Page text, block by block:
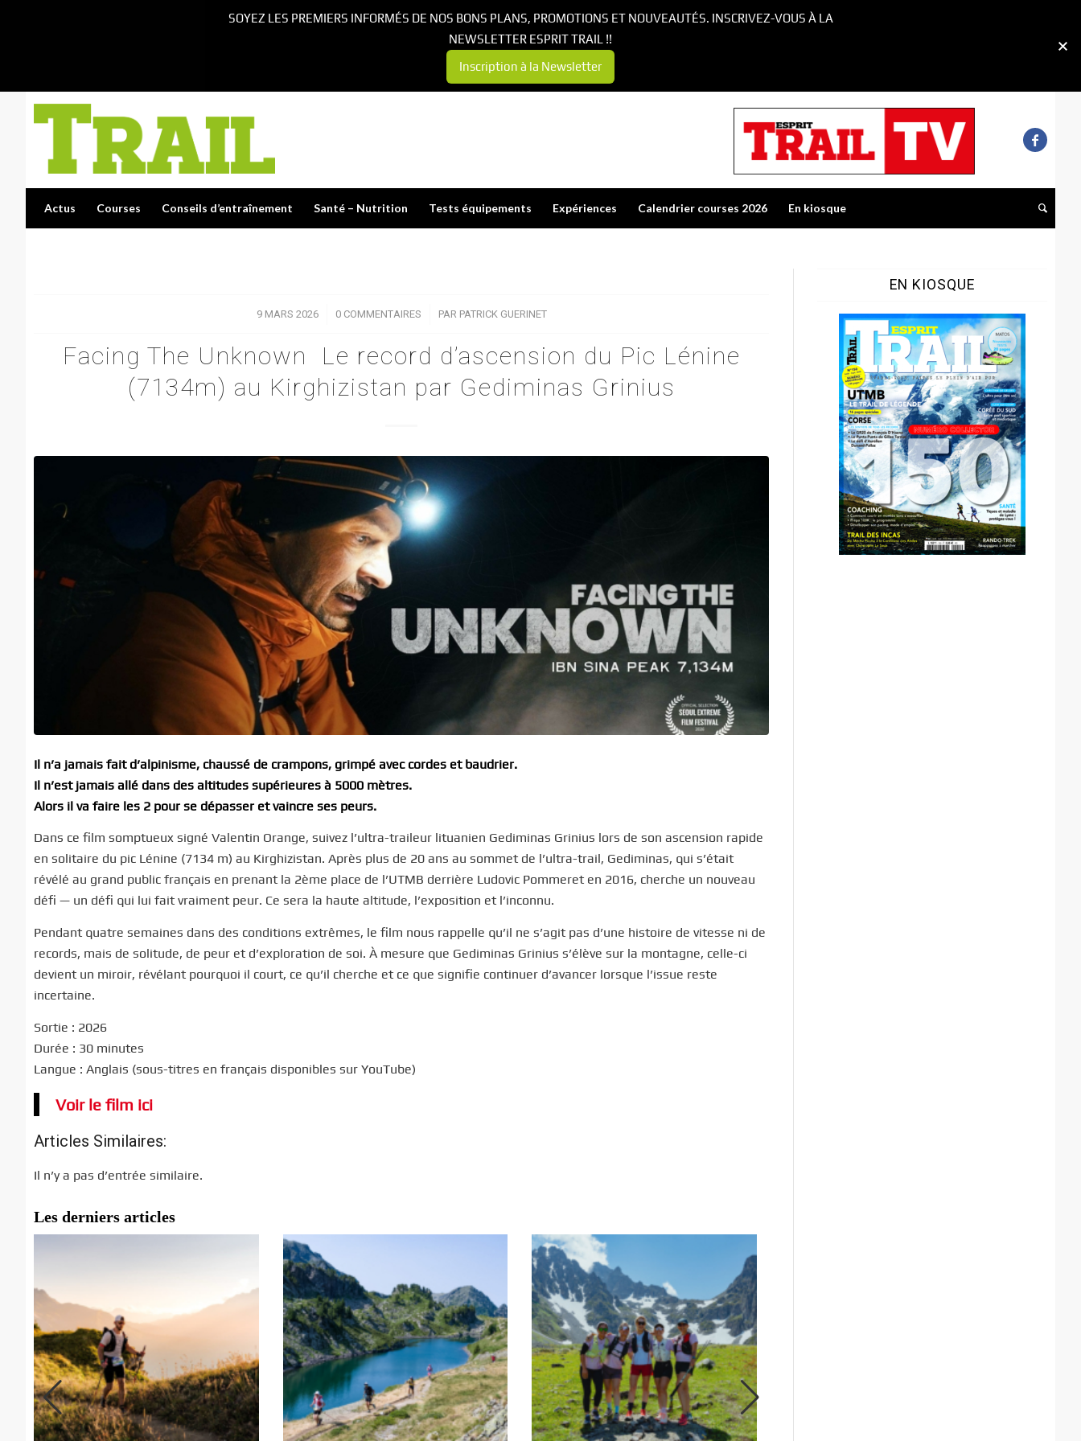
Actus Courses Conseils d’entraînement Santé – Nutrition Tests équipements Expériences Calendrier courses 2026 En kiosque
9 MARS 2026
/ 0 COMMENTAIRES
/ PAR PATRICK GUERINET
Facing The Unknown Le record d’ascension du Pic Lénine
(7134m) au Kirghizistan par Gediminas Grinius
Il n’a jamais fait d’alpinisme, chaussé de crampons, grimpé avec cordes et baudrier.
Il n’est jamais allé dans des altitudes supérieures à 5000 mètres.
Alors il va faire les 2 pour se dépasser et vaincre ses peurs.
Dans ce film somptueux signé Valentin Orange, suivez l’ultra-traileur lituanien Gediminas Grinius lors de son ascension rapide
en solitaire du pic Lénine (7134 m) au Kirghizistan. Après plus de 20 ans au sommet de l’ultra-trail, Gediminas, qui s’était
révélé au grand public français en prenant la 2ème place de l’UTMB derrière Ludovic Pommeret en 2016, cherche un nouveau
défi — un défi qui lui fait vraiment peur. Ce sera la haute altitude, l’exposition et l’inconnu.
Pendant quatre semaines dans des conditions extrêmes, le film nous rappelle qu’il ne s’agit pas d’une histoire de vitesse ni de
records, mais de solitude, de peur et d’exploration de soi. À mesure que Gediminas Grinius s’élève sur la montagne, celle-ci
devient un miroir, révélant pourquoi il court, ce qu’il cherche et ce que signifie continuer d’avancer lorsque l’issue reste
incertaine.
Sortie : 2026
Durée : 30 minutes
Langue : Anglais (sous-titres en français disponibles sur YouTube)
Voir le film ici
Articles Similaires:
Il n’y a pas d’entrée similaire.
Les derniers articles
EN KIOSQUE
SOYEZ LES PREMIERS INFORMÉS DE NOS BONS PLANS, PROMOTIONS ET NOUVEAUTÉS. INSCRIVEZ-VOUS À LA
NEWSLETTER ESPRIT TRAIL !!
Inscription à la Newsletter